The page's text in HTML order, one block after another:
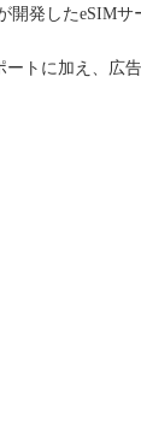
開発したeSIM
ートに加え、広